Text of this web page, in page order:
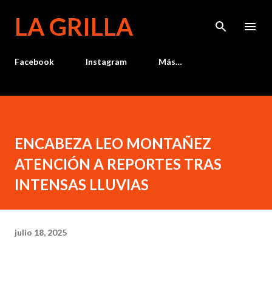
LA GRILLA
Facebook Instagram Más…
ENCABEZA LEO MONTAÑEZ
ATENCIÓN A REPORTES TRAS
INTENSAS LLUVIAS
julio 18, 2025